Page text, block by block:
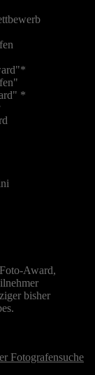
*
Award,
bisher